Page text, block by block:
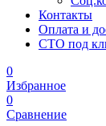
Контакты
Оплата и
СТО под
0
Избранное
0
Сравнение